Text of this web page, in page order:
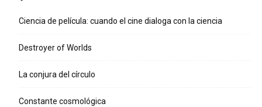
Ciencia de película: cuando el cine dialoga con la ciencia
Destroyer of Worlds
La conjura del círculo
Constante cosmológica